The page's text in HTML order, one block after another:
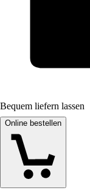
Bequem liefern lassen
Online bestellen